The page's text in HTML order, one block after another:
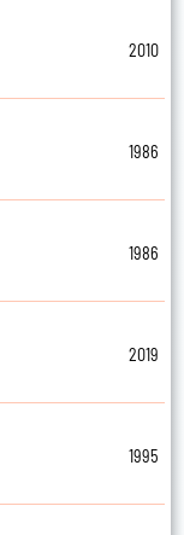
2010
1986
1986
2019
1995